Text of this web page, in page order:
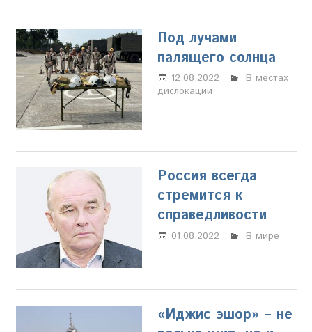
Под лучами
палящего солнца
12.08.2022
Марина
В местах
дислокации
Россия всегда
стремится к
справедливости
01.08.2022
Марина
В мире
«Иджис эшор» – не